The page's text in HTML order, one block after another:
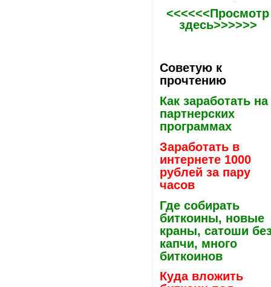
<<<<<<Просмотр
здесь>>>>>>
Советую к
прочтению
Как заработать на
партнерских
программах
Заработать в
интернете 1000
рублей за пару
часов
Где собирать
биткоины, новые
краны, сатоши
капчи, много
биткоинов
Куда вложить